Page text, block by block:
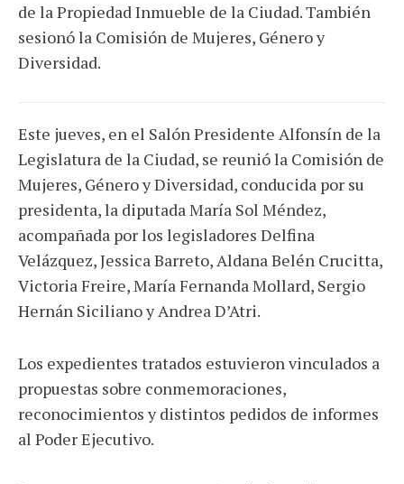
de la Propiedad Inmueble de la Ciudad. También
sesionó la Comisión de Mujeres, Género y
Diversidad.
Este jueves, en el Salón Presidente Alfonsín de la
Legislatura de la Ciudad, se reunió la Comisión de
Mujeres, Género y Diversidad, conducida por su
presidenta, la diputada María Sol Méndez,
acompañada por los legisladores Delfina
Velázquez, Jessica Barreto, Aldana Belén Crucitta,
Victoria Freire, María Fernanda Mollard, Sergio
Hernán Siciliano y Andrea D’Atri.
Los expedientes tratados estuvieron vinculados a
propuestas sobre conmemoraciones,
reconocimientos y distintos pedidos de informes
al Poder Ejecutivo.